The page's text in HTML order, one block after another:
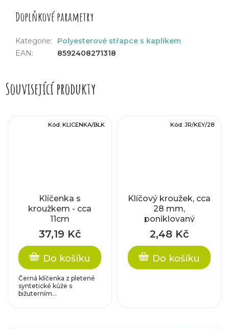
Doplňkové parametry
Kategorie:
Polyesterové střapce s kaplíkem
EAN: 8592408271318
Související produkty
Klíčenka s
kroužkem - cca
11cm
37,19 Kč
Do košíku
Černá klíčenka z pletené
syntetické kůže s
bižuterním...
Kód: KLICENKA/BLK
Klíčový kroužek, cca
28 mm,
poniklovaný
2,48 Kč
Do košíku
Kód: JR/KEY/28